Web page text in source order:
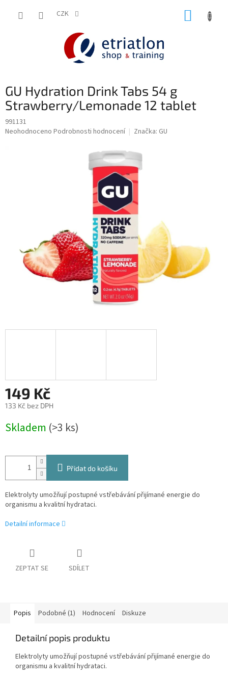
CZK
GU Hydration Drink Tabs 54 g
Strawberry/Lemonade 12 tablet
991131
Průměrné
Neohodnoceno Podrobnosti hodnocení Značka: GU
149 Kč
133 Kč bez DPH
cena:
Skladem (>3 ks)
Přidat do košíku
Elektrolyty umožňují postupné vstřebávání přijímané energie do
organismu a kvalitní hydrataci.
Detailní informace
ZEPTAT SE SDÍLET
Popis Podobné (1) Hodnocení Diskuze
Detailní popis produktu
Elektrolyty umožňují postupné vstřebávání přijímané energie do
organismu a kvalitní hydrataci.
shop.etriatlon.cz - Chat